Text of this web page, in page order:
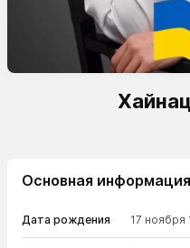
Основная информация
Дата рождения 17 ноября